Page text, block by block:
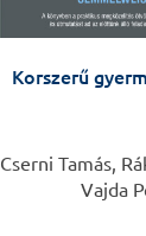
Korszerű
Cserni Tamás,
Vajda